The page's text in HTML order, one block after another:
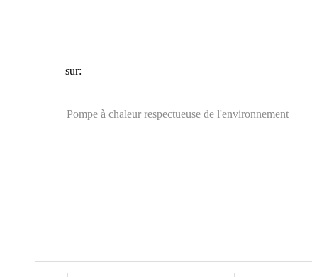
sur:
Pompe à chaleur respectueuse de l'environnement